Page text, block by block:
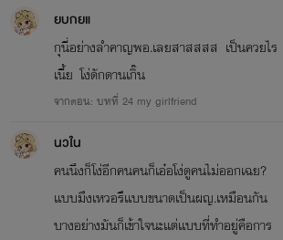
9.Professional Se x [F]เกมส์ [X] ออนไลน์
10.Love Boy เต๊าะนัก...รักให้เข็ด!!!!……..............……
ยบกยแ
กุนี่อย่างลำคาญพอ.เลยสาสสสส เป็นควยไร
เนี้ย โง่ดักดานเกิ๊น
จากตอน: บทที่ 24 my girlfriend
นวใน
คนนึงก็โง่อีกคนคนก็เอ๋อโง่ดูคนไม่ออกเฉย?
เเบบมึงเหวอรึเเบบขนาดเป็นผญ.เหมือนกัน
บางอย่างมันก็เข้าใจนะเเต่เเบบที่ทำอยู่คือการ